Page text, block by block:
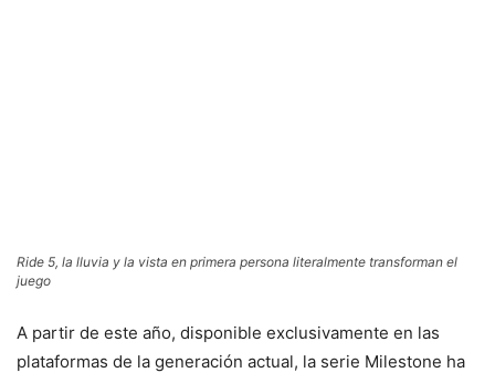
Ride 5, la lluvia y la vista en primera persona literalmente transforman el
juego
A partir de este año, disponible exclusivamente en las
plataformas de la generación actual, la serie Milestone ha